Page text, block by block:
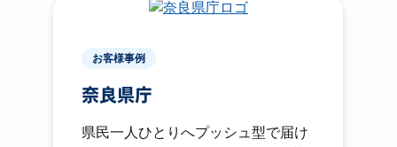
お客様事例
奈良県庁
県民一人ひとりへプッシュ型で届け